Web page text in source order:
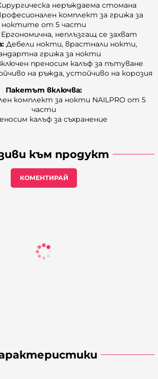
към продукт
КОМЕНТИРАЙ
неръждаема стомана
комплект за грижа за
ноктите от 5 части
Ергономична, неплъзгащ се захват
Дебели нокти, врастнали нокти,
грижа за нокти
преносим калъф за пътуване
на ръжда, устойчиво на корозия
Пакетът включва:
комплект за нокти NAILPRO от 5
части
калъф за съхранение